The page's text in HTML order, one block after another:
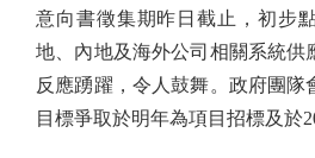
意向書徵集期昨日截止，初步
地、內地及海外公司相關系統供
反應踴躍，令人鼓舞。政府團隊
目標爭取於明年為項目招標及於